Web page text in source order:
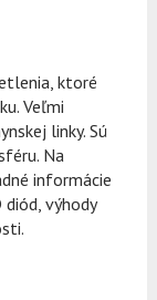
ktoré
Veľmi
linky. Sú
Na
informácie
výhody